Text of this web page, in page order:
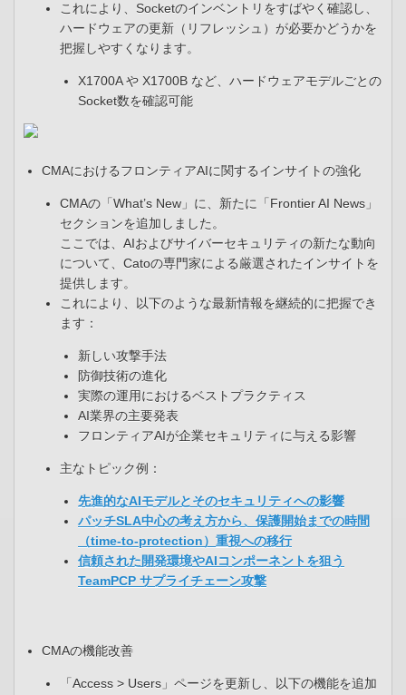
これにより、Socketのインベントリをすばやく確認し、
ハードウェアの更新（リフレッシュ）が必要かどうかを
把握しやすくなります。
X1700A や X1700B など、ハードウェアモデルごとの
Socket数を確認可能
CMAにおけるフロンティアAIに関するインサイトの強化​
CMAの「What’s New」に、新たに「Frontier AI News」
セクションを追加しました。​
ここでは、AIおよびサイバーセキュリティの新たな動向
について、Catoの専門家による厳選されたインサイトを
提供します。​
これにより、以下のような最新情報を継続的に把握でき
ます：​
新しい攻撃手法​
防御技術の進化​
実際の運用におけるベストプラクティス​
AI業界の主要発表​
フロンティアAIが企業セキュリティに与える影響​
主なトピック例：
先進的なAIモデルとそのセキュリティへの影響​
パッチSLA中心の考え方から、保護開始までの時間
（time-to-protection）重視への移行
信頼された開発環境やAIコンポーネントを狙う
TeamPCP サプライチェーン攻撃
CMAの機能改善
「Access > Users」ページを更新し、以下の機能を追加